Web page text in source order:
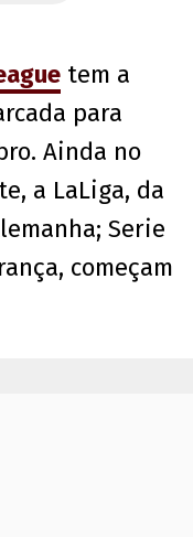
tem a
para
Ainda no
a LaLiga, da
Serie
começam